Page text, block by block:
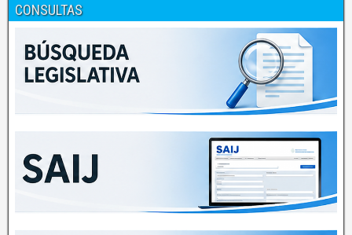
CONSULTAS